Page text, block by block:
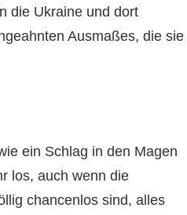
die Ukraine und dort
Ausmaßes, die sie
ein Schlag in den Magen
los, auch wenn die
chancenlos sind, alles